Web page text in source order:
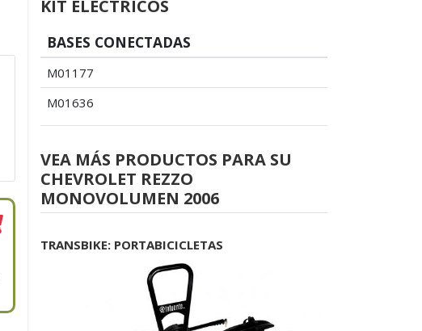
KIT ELÉCTRICOS
BASES CONECTADAS
M01177
M01636
VEA MÁS PRODUCTOS PARA SU
CHEVROLET REZZO
MONOVOLUMEN 2006
TRANSBIKE: PORTABICICLETAS